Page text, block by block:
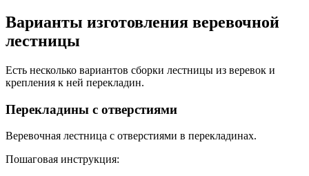
Варианты изготовления веревочной
лестницы
Есть несколько вариантов сборки лестницы из веревок и
крепления к ней перекладин.
Перекладины с отверстиями
Веревочная лестница с отверстиями в перекладинах.
Пошаговая инструкция: